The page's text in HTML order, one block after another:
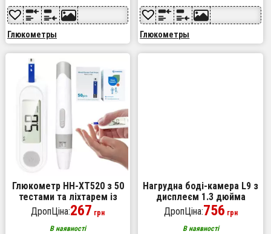
Глюкометры Глюкометры
Глюкометр HH-XT520 з 50
тестами та ліхтарем із
режимом SOS для
вимірювання цукру в крові
ДропЦіна:267 грн
В наявності
Нагрудна боді-камера L9 з
дисплеєм 1.3 дюйма
датчик руху 1200мАч Wi-Fi
1080p LED-підсвічування
ДропЦіна:756 грн
В наявності